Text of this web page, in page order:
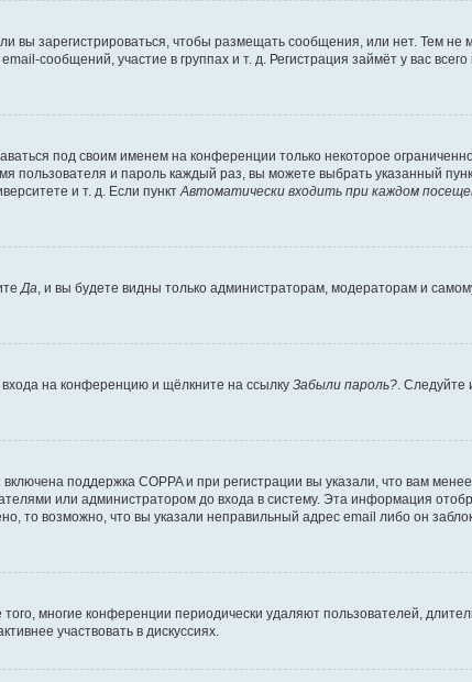
вы зарегистрироваться, чтобы размещать сообщения, или нет. Тем
сообщений, участие в группах и т. д. Регистрация займёт у вас
под своим именем на конференции только некоторое
пользователя и пароль каждый раз, вы можете выбрать указанный
и т. д. Если пункт Автоматически входить при каждом
Да , и вы будете видны только администраторам, модераторам и
на конференцию и щёлкните на ссылку Забыли пароль? .
поддержка COPPA и при регистрации вы указали, что вам
или администратором до входа в систему. Эта информация
возможно, что вы указали неправильный адрес email либо он
многие конференции периодически удаляют пользователей,
участвовать в дискуссиях.